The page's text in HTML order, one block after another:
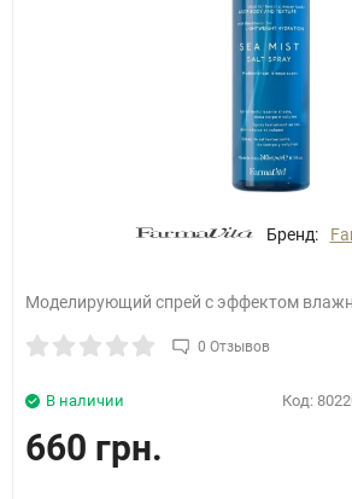
Бренд:
Моделирующий спрей с эффектом
0 Отзывов
Код:
В наличии
660 грн.